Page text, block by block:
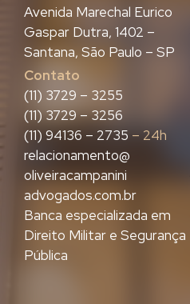
Avenida Marechal Eurico
Gaspar Dutra, 1402 –
Santana, São Paulo – SP
Contato
(11) 3729 – 3255
(11) 3729 – 3256
(11) 94136 – 2735 – 24h
relacionamento@
oliveiracampanini
advogados.com.br
Banca especializada em
Direito Militar e Segurança
Pública